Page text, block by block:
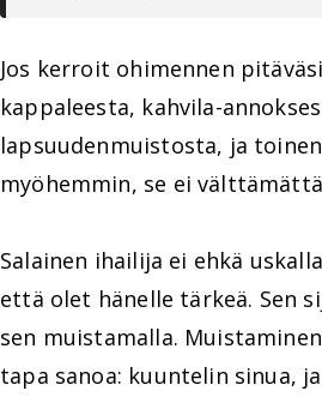
Jos kerroit ohimennen
kappaleesta, kahvila-
lapsuudenmuistosta, ja
myöhemmin, se ei
Salainen ihailija ei ehkä
että olet hänelle tärkeä. Sen
sen muistamalla.
tapa sanoa: kuuntelin sinua,